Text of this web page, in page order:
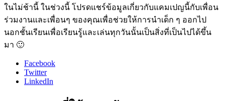
ในไม่ช้านี้ ในช่วงนี้ โปรดแชร์ข้อมูลเกี่ยวกับแคมเปญนี้กับเพื่อน
ร่วมงานและเพื่อนๆ ของคุณเพื่อช่วยให้การนำเด็ก ๆ ออกไป
นอกชั้นเรียนเพื่อเรียนรู้และเล่นทุกวันนั้นเป็นสิ่งที่เป็นไปได้ขึ้น
มา 🙂
Facebook
Twitter
LinkedIn